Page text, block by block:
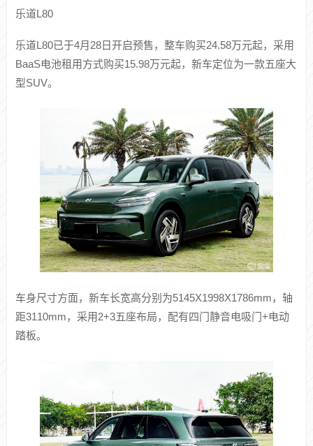
动力方面，插混车型将搭载由1.5T发动机组成的插电混动系
配置不同提供两种动力版本，前者前后电机功率分别为150千
瓦和215千瓦；后者前后电机功率分别为150千瓦和230千瓦。
为190km、300km和310km，馈电油耗分别为6.8L/100km和
6.5L/100km。纯电车型将配备120kWh电池组，CLTC续航超
700km，5C超快充下常温12分钟可完成0-80%补能。
乐道L80已于4月28日开启预售，整车购买24.58万元起，采用
BaaS电池租用方式购买15.98万元起，新车定位为一款五座大
型SUV。